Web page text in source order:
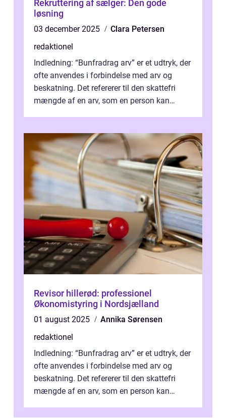
Rekruttering af sælger: Den gode
løsning
03 december 2025
Clara Petersen
redaktionel
Indledning: “Bunfradrag arv” er et udtryk, der
ofte anvendes i forbindelse med arv og
beskatning. Det refererer til den skattefri
mængde af en arv, som en person kan
Revisor hillerød: professionel
Økonomistyring i Nordsjælland
01 august 2025
Annika Sørensen
redaktionel
Indledning: “Bunfradrag arv” er et udtryk, der
ofte anvendes i forbindelse med arv og
beskatning. Det refererer til den skattefri
mængde af en arv, som en person kan